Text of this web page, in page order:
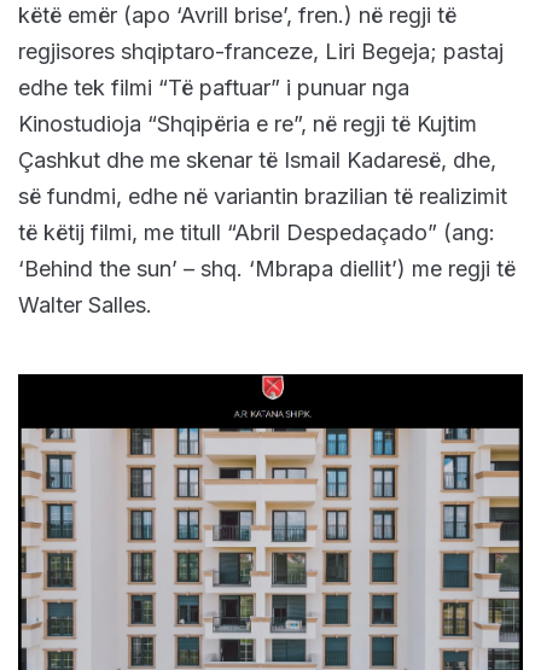
këtë emër (apo ‘Avrill brise’, fren.) në regji të
regjisores shqiptaro-franceze, Liri Begeja; pastaj
edhe tek filmi “Të paftuar” i punuar nga
Kinostudioja “Shqipëria e re”, në regji të Kujtim
Çashkut dhe me skenar të Ismail Kadaresë, dhe,
së fundmi, edhe në variantin brazilian të realizimit
të këtij filmi, me titull “Abril Despedaçado” (ang:
‘Behind the sun’ – shq. ‘Mbrapa diellit’) me regji të
Walter Salles.